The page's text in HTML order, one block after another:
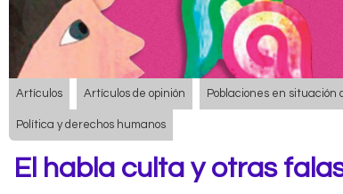
Artículos Artículos de opinión Poblaciones en situación
Política y derechos humanos
El habla culta y otras